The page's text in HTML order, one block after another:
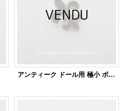
アンティーク ドール用 極小 ボタン 百合の紋章 8.5×10.5mm